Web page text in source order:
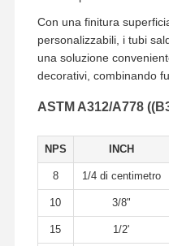
Accessori per tubi
METROPOLITANA DI
Tubi saldati di acciaio
Strato della bobina di
Con una finitura
personalizzabili, i tubi
una soluzione
decorativi, combinando
ASTM A312/A778
NPS INCH
8 1/4 di centimetro
10 3/8"
15 1/2'